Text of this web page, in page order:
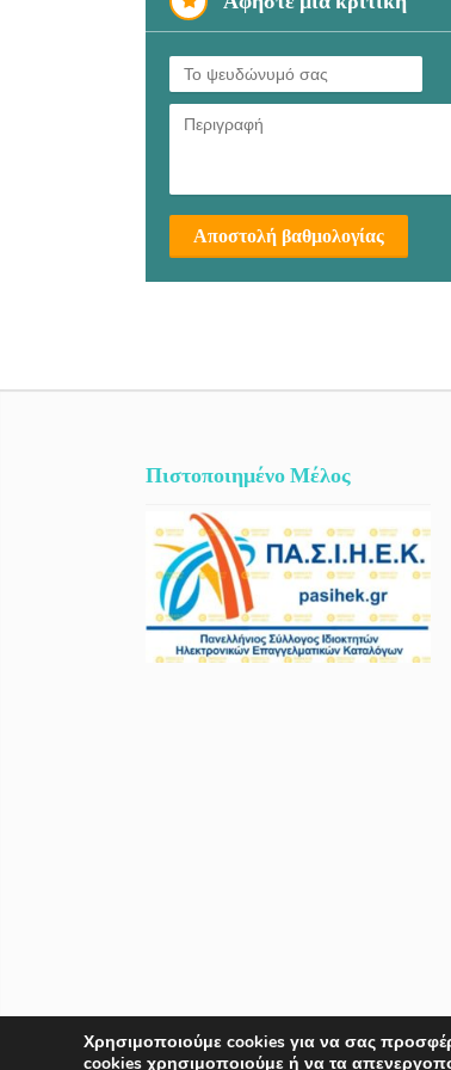
Αποστολή βαθμολογίας
Πιστοποιημένο Μέλος
© 2018-2026 Copyright by Euro-
Χρησιμοποιούμε cookies για να σας
cookies χρησιμοποιούμε ή να τα